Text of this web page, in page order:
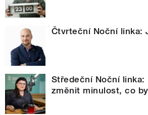
Čtvrteční Noční linka:
Středeční Noční linka:
změnit minulost, co